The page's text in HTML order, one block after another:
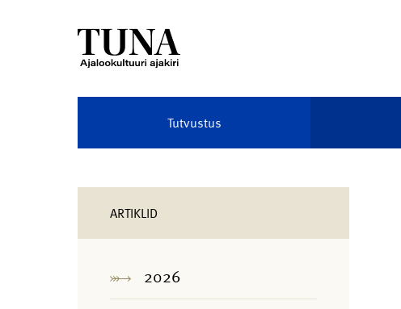
Tutvustus
ARTIKLID
2026